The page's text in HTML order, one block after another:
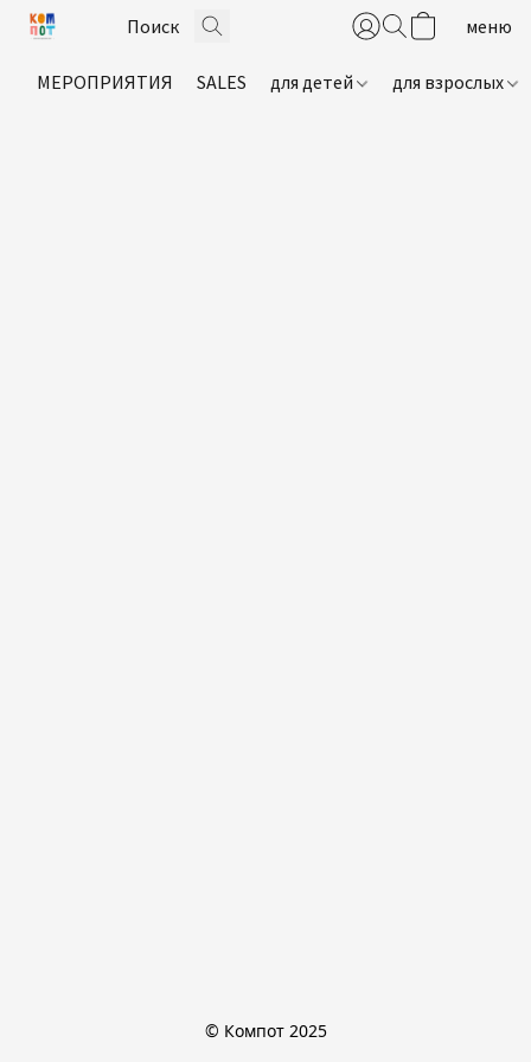
МЕРОПРИЯТИЯ SALES для детей для взрослых
© Компот 2025